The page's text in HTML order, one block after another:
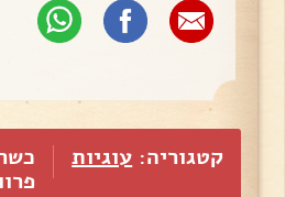
קטגוריה: עוגיות